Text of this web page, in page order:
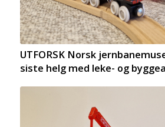
UTFORSK Norsk
siste helg med leke- og